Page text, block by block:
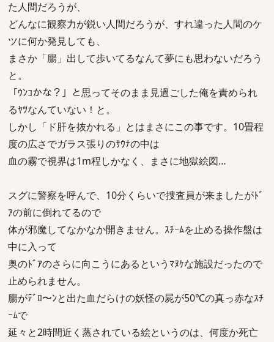
た人間だろうが、
どんなに観察力が鋭い人間だろうが、すれ違った人間のケ
ツに何か発見しても、
まさか「腸」出して歩いてるなんて夢にも思わないだろう
と。
「ｳﾝｺかな？」と思ってそのまま見過ごした俺を責められ
るﾔﾂなんていない！と。
しかし「ド肝を抜かれる」とはまさにこの事です。10畳程
度の広さでガラス張りのｻｳﾅの中は
血の霧で視界は1m程しかなく、まさに地獄絵図…
スグに警察を呼んで、10分くらいで捜査員が来ましたがﾄﾞ
ｱの前に倒れてるので
体が邪魔してなかなか開きません。ｽﾁｰﾑを止める操作盤は
中に入って
奥のﾄﾞｱのさらに向こうにあるというﾏﾇｹな施設だったので
止められません。
腸がﾃﾞﾛ〜ﾝと出た血だらけの妖怪の屍が50℃の真っ赤なｽﾁ
ｰﾑで
延々と2時間近く蒸されている絵というのは、何度か死亡